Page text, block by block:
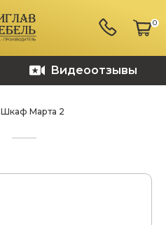
0
Видеоотзывы
Шкаф Марта 2